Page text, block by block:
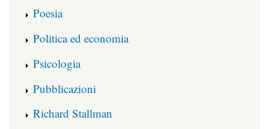
Poesia
Politica ed economia
Psicologia
Pubblicazioni
Richard Stallman